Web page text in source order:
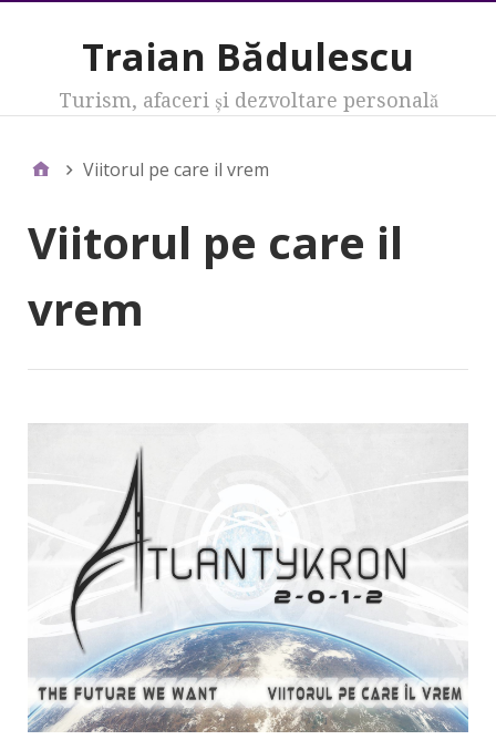
Traian Bădulescu
Turism, afaceri şi dezvoltare personală
Viitorul pe care il vrem
Viitorul pe care il
vrem